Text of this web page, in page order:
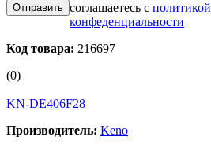
соглашаетесь с политикой
конфеденциальности
Код товара: 216697
(0)
KN-DE406F28
Производитель: Keno